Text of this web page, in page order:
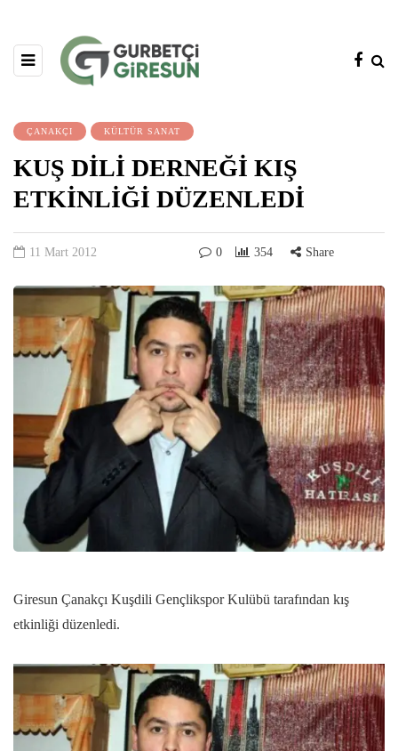
ÇANAKÇI KÜLTÜR SANAT
KUŞ DİLİ DERNEĞİ KIŞ
ETKİNLİĞİ DÜZENLEDİ
11 Mart 2012 0 354 Share
Giresun Çanakçı Kuşdili Gençlikspor Kulübü tarafından kış
etkinliği düzenledi.